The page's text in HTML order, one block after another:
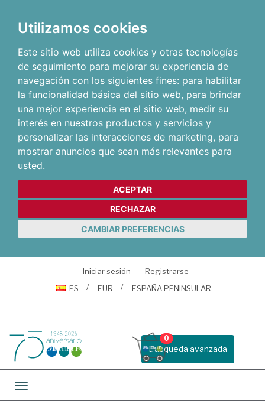
Utilizamos cookies
Este sitio web utiliza cookies y otras tecnologías
de seguimiento para mejorar su experiencia de
navegación con los siguientes fines: para habilitar
la funcionalidad básica del sitio web, para brindar
una mejor experiencia en el sitio web, medir su
interés en nuestros productos y servicios y
personalizar las interacciones de marketing, para
mostrar anuncios que sean más relevantes para
usted.
ACEPTAR
RECHAZAR
CAMBIAR PREFERENCIAS
Iniciar sesión
Registrarse
ES
EUR ESPAÑA PENINSULAR
Busqueda avanzada
0
Toggle navigation